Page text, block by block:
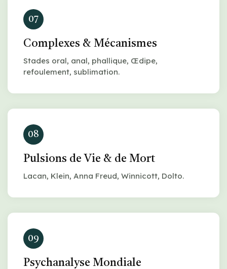
07
Complexes & Mécanismes
Stades oral, anal, phallique, Œdipe,
refoulement, sublimation.
08
Pulsions de Vie & de Mort
Lacan, Klein, Anna Freud, Winnicott, Dolto.
09
Psychanalyse Mondiale